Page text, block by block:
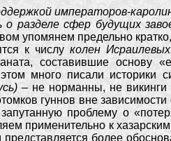
императоров-
разделе сфер будущих
упомянем предельно
к числу колен
составившие основу
много писали историки
– не норманны, не
гуннов вне зависимости
проблему о
применительно к
более